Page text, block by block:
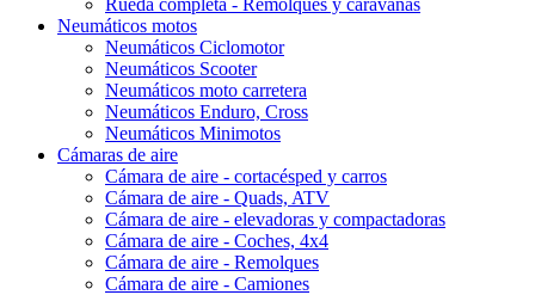
Rueda completa - Remolques y caravanas
Neumáticos motos
Neumáticos Ciclomotor
Neumáticos Scooter
Neumáticos moto carretera
Neumáticos Enduro, Cross
Neumáticos Minimotos
Cámaras de aire
Cámara de aire - cortacésped y carros
Cámara de aire - Quads, ATV
Cámara de aire - elevadoras y compactadoras
Cámara de aire - Coches, 4x4
Cámara de aire - Remolques
Cámara de aire - Camiones